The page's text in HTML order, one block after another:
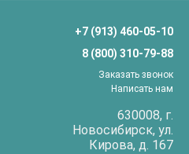
+7 (913) 460-05-10
8 (800) 310-79-88
Заказать звонок
Написать нам
630008, г.
Новосибирск, ул.
Кирова, д. 167